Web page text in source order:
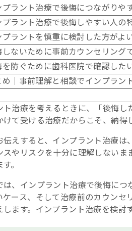
プラント治療で後悔につながりや
プラント治療で後悔しやすい人の
プラントを慎重に検討した方がよ
ないために事前カウンセリング
防ぐために歯科医院で確認した
め｜事前理解と相談でインプラン
ト治療を考えるときに、「後悔
けて受ける治療だからこそ、納得
えすると、インプラント治療は
スやリスクを十分に理解しない
。
は、インプラント治療で後悔に
ケース、そして治療前のカウン
します。インプラント治療を検